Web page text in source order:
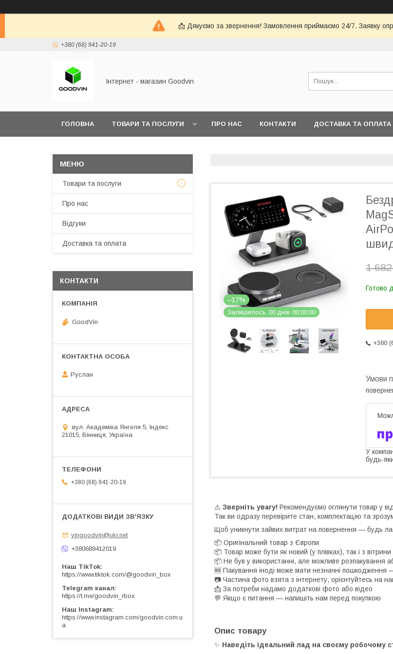
📩 Дякуємо за звернення! Замовлення приймаємо 24/7. Заявку
+380 (68) 941-20-19
Інтернет - магазин Goodvin
ГОЛОВНА ТОВАРИ ТА ПОСЛУГИ ПРО НАС КОНТАКТИ ДОСТАВКА ТА ОПЛАТА
–17%
Залишилось 00 днів 00 00 00
1
Готово
+380
У
будь-
⚠️ Зверніть увагу! Рекомендуємо оглянути товар у
Так ви одразу перевірите стан, комплектацію та
Щоб уникнути зайвих витрат на повернення — будь
📦 Оригінальний товар з Європи
📦 Товар може бути як новий (у плівках), так і з
📦 Не був у використанні, але можливе розпакування
🆕 Пакування іноді може мати незначні пошкодження
📷 Частина фото взята з інтернету, орієнтуйтесь на
📩 За потреби надамо додаткові фото або відео
💬 Якщо є питання — напишіть нам перед покупкою
Опис товару
✨ Наведіть ідеальний лад на своєму робочому
Товари та послуги
Про нас
Відгуки
Доставка та оплата
КОНТАКТИ
GoodVin
Руслан
вул. Академіка Янгеля 5, Індекс
21015, Вінниця, Україна
+380 (68) 941-20-19
vingoodvin@ukr.net
+380689412019
Наш TikTok
https://www.tiktok.com/@goodvin_box
Telegram канал
https://t.me/goodvin_rbox
Наш Instagram
https://www.instagram.com/goodvin.com.u
a